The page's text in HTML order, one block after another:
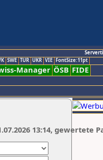
SWE TUR UKR VIE FontSize:11pt
Manager ÖSB FIDE
13:14, gewertete